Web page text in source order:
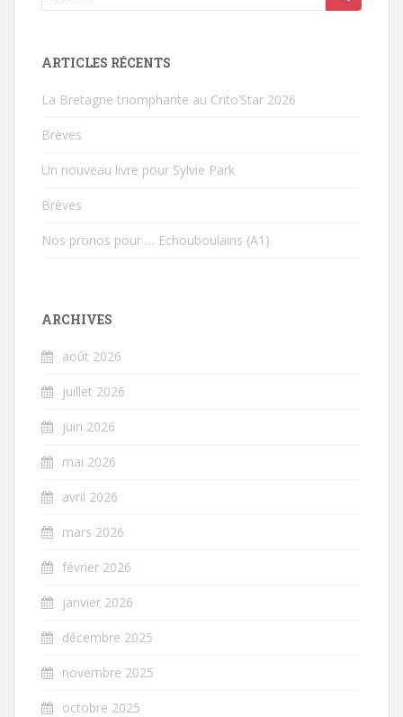
ARTICLES RÉCENTS
La Bretagne triomphante au Crito’Star 2026
Brèves
Un nouveau livre pour Sylvie Park
Brèves
Nos pronos pour … Echouboulains (A1)
ARCHIVES
août 2026
juillet 2026
juin 2026
mai 2026
avril 2026
mars 2026
février 2026
janvier 2026
décembre 2025
novembre 2025
octobre 2025